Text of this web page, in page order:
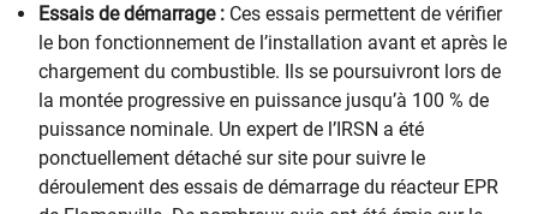
Essais de démarrage : Ces essais permettent de vérifier
le bon fonctionnement de l’installation avant et après le
chargement du combustible. Ils se poursuivront lors de
la montée progressive en puissance jusqu’à 100 % de
puissance nominale. Un expert de l’IRSN a été
ponctuellement détaché sur site pour suivre le
déroulement des essais de démarrage du réacteur EPR